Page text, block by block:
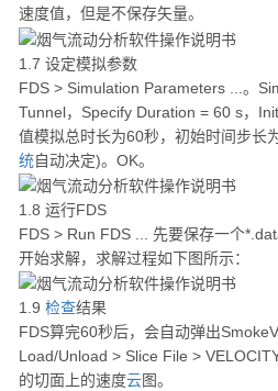
速度值，但是不保存矢量。
1.7 设定模拟参数
FDS > Simulation Parameters ...。
Tunnel，Specify Duration = 60 s，
值模拟总时长为60秒，初始时间步长
统自动决定)。OK。
1.8 运行FDS
FDS > Run FDS ... 先要保存一个
开始求解，求解过程如下图所示：
1.9 检查结果
FDS算完60秒后，会自动弹出
Load/Unload > Slice File >
的切面上的速度云图。